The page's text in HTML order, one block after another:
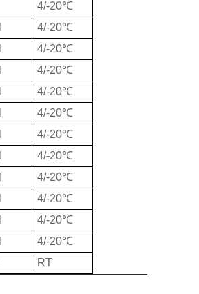
4/-20℃
4/-20℃
4/-20℃
4/-20℃
4/-20℃
4/-20℃
4/-20℃
4/-20℃
4/-20℃
4/-20℃
4/-20℃
4/-20℃
RT